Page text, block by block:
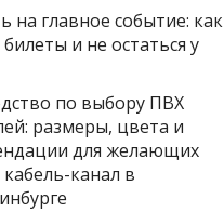
на главное событие: как
и не остаться у
по выбору ПВХ
размеры, цвета и
для желающих
канал в